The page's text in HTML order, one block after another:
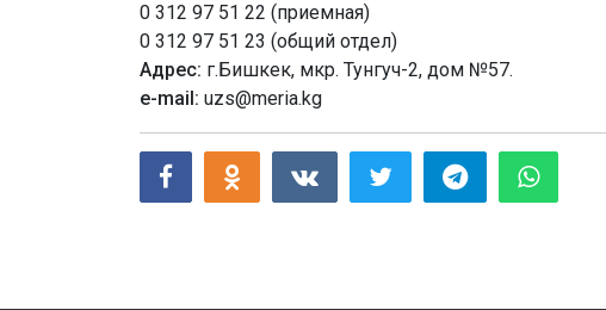
0 312 97 51 22 (приемная)
0 312 97 51 23 (общий отдел)
Адрес: г.Бишкек, мкр. Тунгуч-2, дом №57.
e-mail: uzs@meria.kg